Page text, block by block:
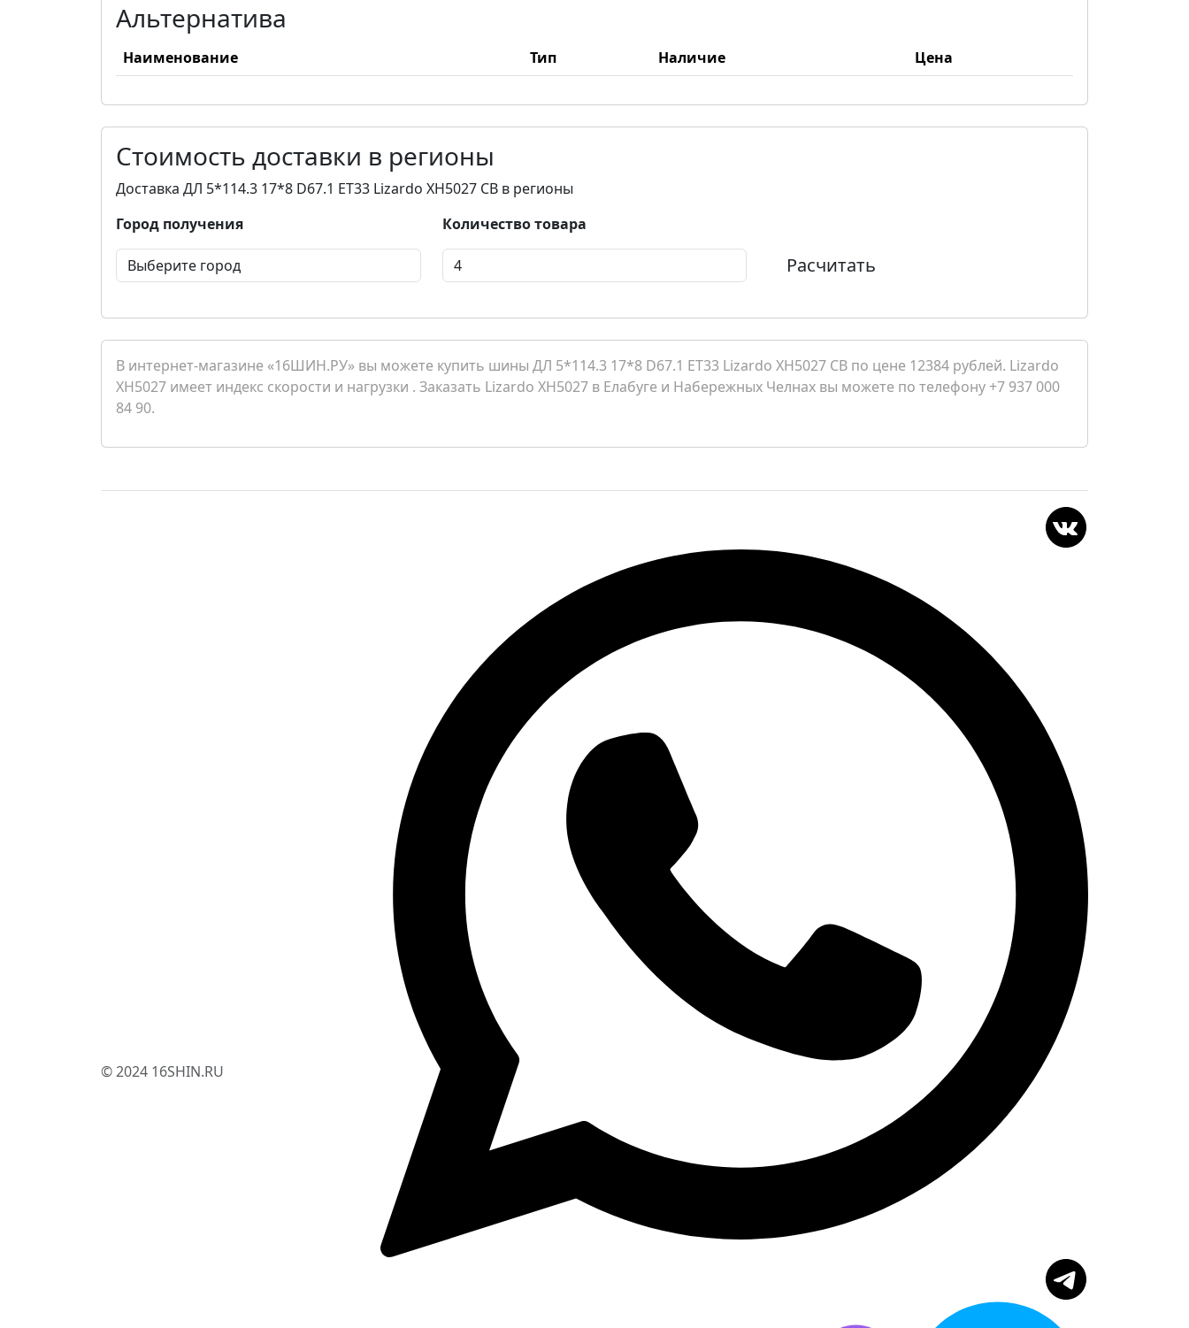
Альтернатива
Наименование Тип Наличие Цена
Стоимость доставки в регионы
Доставка ДЛ 5*114.3 17*8 D67.1 ET33 Lizardo XH5027 CB в регионы
Город получения
Количество товара
Расчитать
В интернет-магазине «16ШИН.РУ» вы можете купить шины ДЛ 5*114.3 17*8 D67.1 ET33 Lizardo XH5027 CB по цене 12384 рублей. Lizardo
XH5027 имеет индекс скорости и нагрузки . Заказать Lizardo XH5027 в Елабуге и Набережных Челнах вы можете по телефону +7 937 000
84 90.
© 2024 16SHIN.RU